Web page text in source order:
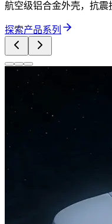
航空级铝合金外壳，抗震
探索产品系列